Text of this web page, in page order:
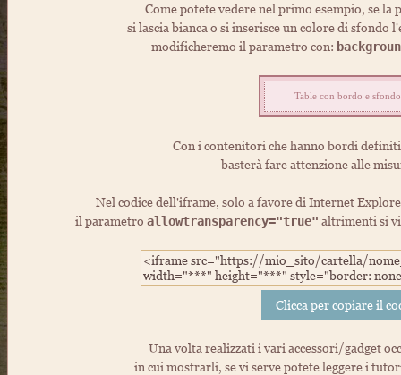
Come potete vedere nel primo esempio, se la
si lascia bianca o si inserisce un colore di sfondo
modificheremo il parametro con:
Table con bordo e sfondo
Con i contenitori che hanno bordi
basterà fare attenzione alle
Nel codice dell'iframe, solo a favore di Internet
il parametro allowtransparency="true" altrimenti si
Una volta realizzati i vari accessori/gadget
in cui mostrarli, se vi serve potete leggere i